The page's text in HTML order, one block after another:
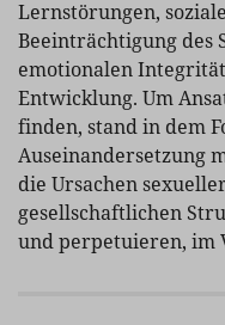
Lernstörungen,
Beeinträchtigung des
emotionalen
Entwicklung. Um
finden, stand in dem
Auseinandersetzung
die Ursachen
gesellschaftlichen
und perpetuieren, im